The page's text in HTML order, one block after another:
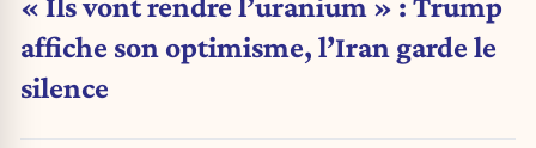
affiche son optimisme, l’Iran garde le
silence